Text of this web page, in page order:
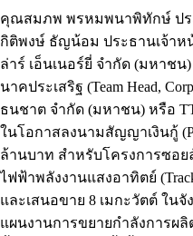
คุณสมภพ พรหมพนาพิทักษ์ ปร
กิติพงษ์ ธัญน้อม ประธานเจ้าห
ล่าร์ เอ็นเนอร์ยี่ จำกัด (มหาช
นาคประเสริฐ (Team Head,
ธนชาต จำกัด (มหาชน) หรือ
ในโอกาสลงนามสัญญาเงินกู้
ล้านบาท สำหรับโครงการซอยล์
ไฟฟ้าพลังงานแสงอาทิตย์
และเสนอขาย 8 เมกะวัตต์ ใน
แผนงานการขยายกำลังการผ